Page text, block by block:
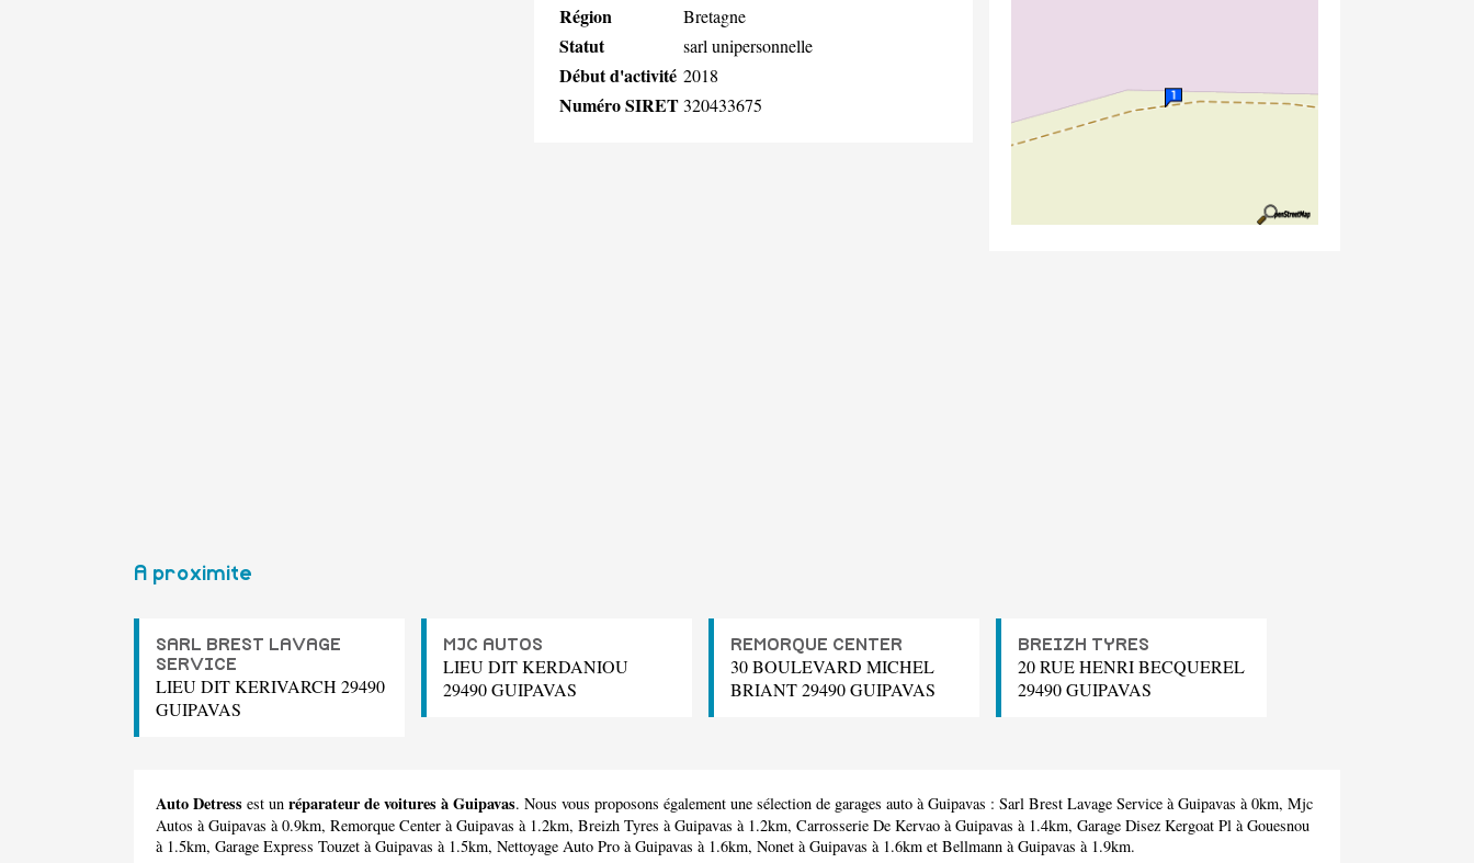
Région Bretagne
Statut sarl unipersonnelle
Début d'activité 2018
Numéro SIRET320433675
A proximite
SARL BREST LAVAGE
SERVICE
LIEU DIT KERIVARCH 29490
GUIPAVAS
MJC AUTOS
LIEU DIT KERDANIOU
29490 GUIPAVAS
REMORQUE CENTER
30 BOULEVARD MICHEL
BRIANT 29490 GUIPAVAS
BREIZH TYRES
20 RUE HENRI BECQUEREL
29490 GUIPAVAS
Auto Detress est un réparateur de voitures à Guipavas. Nous vous proposons également une sélection de garages auto à Guipavas : Sarl Brest Lavage Service à Guipavas à 0km, Mjc
Autos à Guipavas à 0.9km, Remorque Center à Guipavas à 1.2km, Breizh Tyres à Guipavas à 1.2km, Carrosserie De Kervao à Guipavas à 1.4km, Garage Disez Kergoat Pl à Gouesnou
à 1.5km, Garage Express Touzet à Guipavas à 1.5km, Nettoyage Auto Pro à Guipavas à 1.6km, Nonet à Guipavas à 1.6km et Bellmann à Guipavas à 1.9km.